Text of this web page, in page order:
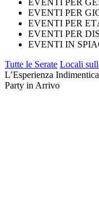
EVENTI PER
EVENTI PER
EVENTI PER
EVENTI PER
EVENTI IN
Tutte le Serate Locali
L’Esperienza
Party in Arrivo